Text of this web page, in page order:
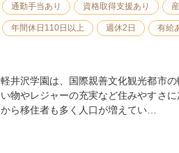
通勤手当あり 資格取得支援あり
年間休日110日以上 週休2日 有給
軽井沢学園は、国際親善文化観光都市
い物やレジャーの充実など住みやすさ
から移住者も多く人口が増えてい…